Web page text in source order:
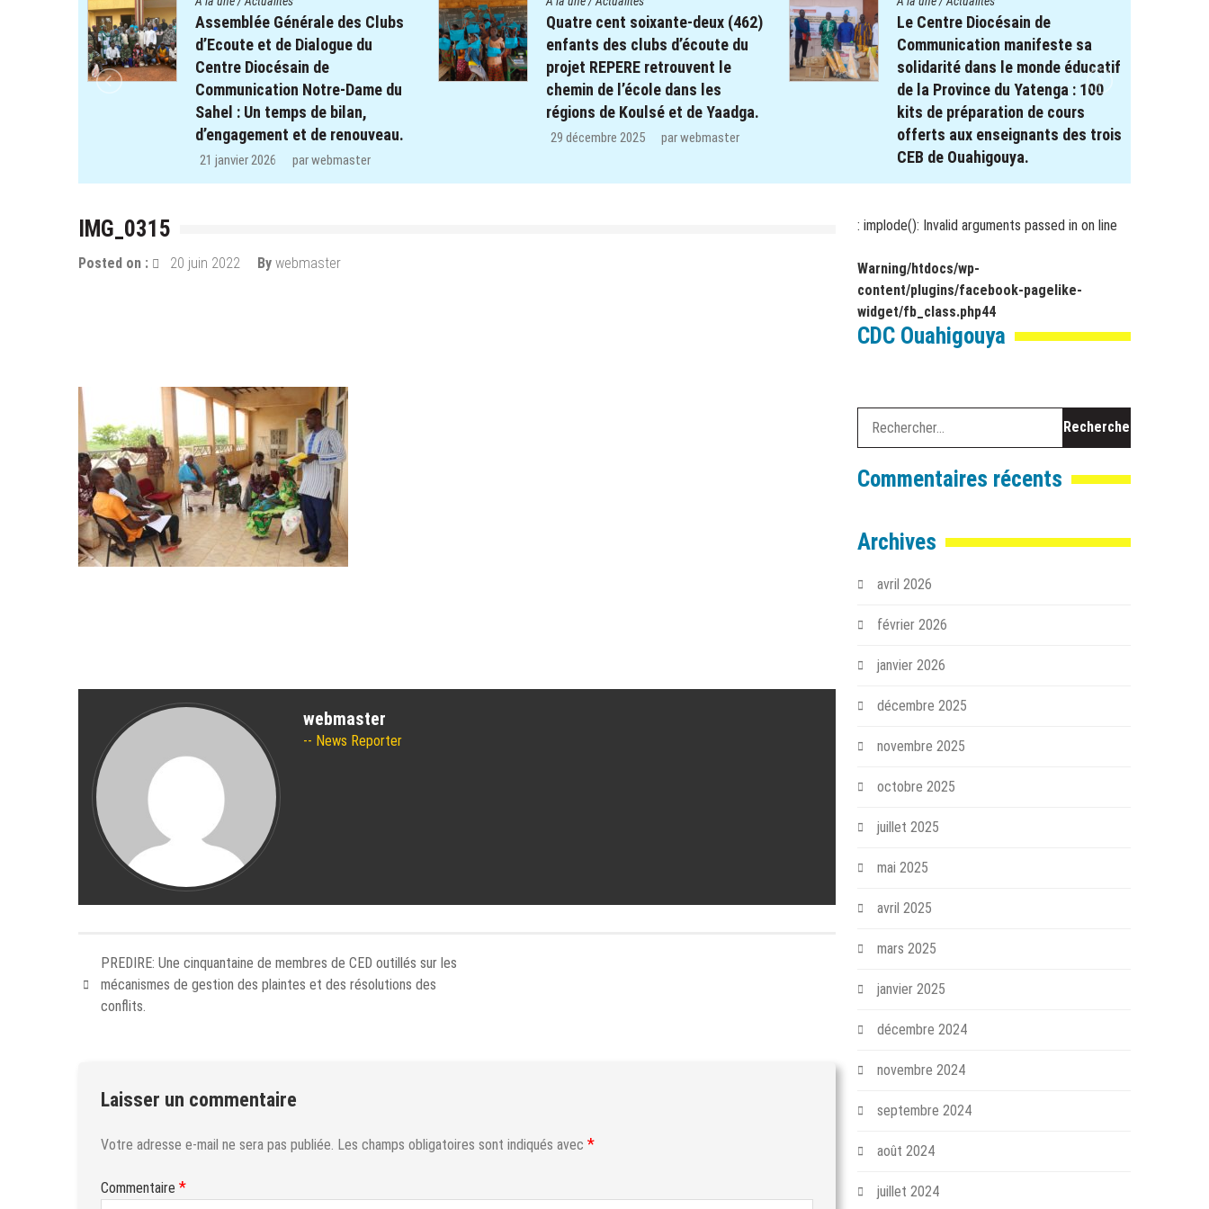
Quatre cent soixante-deux (462)
enfants des clubs d’écoute du
projet REPERE retrouvent le
chemin de l’école dans les
régions de Koulsé et de Yaadga.
29 décembre 2025 parwebmaster
Le Centre Diocésain de
Communication manifeste sa
solidarité dans le monde éducatif
de la Province du Yatenga : 100
kits de préparation de cours
offerts aux enseignants des trois
26 décembre 2025 parwebmaster
Le projet REPERE soutient le
système éducatif : Remise de
Kits scolaires aux élèves à
besoin spécifique dans les
régions de Koulsé et du Yaadga .
17 novembre 2025 parwebmaster
IMG_0315
Posted on : 20 juin 2022 By webmaster
webmaster
News Reporter
PREDIRE: Une cinquantaine de membres de CED outillés sur les
mécanismes de gestion des plaintes et des résolutions des
conflits.
Laisser un commentaire
Votre adresse e-mail ne sera pas publiée. Les champs obligatoires sont indiqués avec *
Commentaire *
: implode(): Invalid arguments passed in on line
Warning/htdocs/wp-
content/plugins/facebook-pagelike-
widget/fb_class.php44
CDC Ouahigouya
Commentaires récents
Archives
avril 2026
février 2026
janvier 2026
décembre 2025
novembre 2025
octobre 2025
juillet 2025
mai 2025
avril 2025
mars 2025
janvier 2025
décembre 2024
novembre 2024
septembre 2024
août 2024
juillet 2024